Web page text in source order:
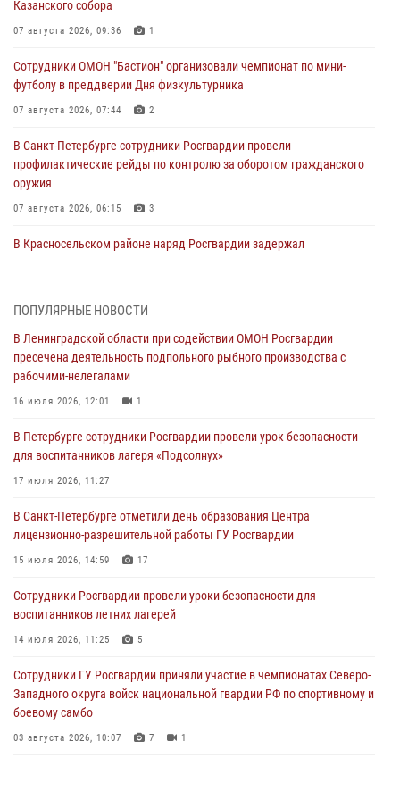
Казанского собора
07 августа 2026, 09:36 1
Сотрудники ОМОН "Бастион" организовали чемпионат по мини-
футболу в преддверии Дня физкультурника
07 августа 2026, 07:44 2
В Санкт-Петербурге сотрудники Росгвардии провели
профилактические рейды по контролю за оборотом гражданского
оружия
07 августа 2026, 06:15 3
В Красносельском районе наряд Росгвардии задержал
06 августа 2026, 13:39 1
В Центральном районе росгвардейцы оперативно задержали
хулигана, стрелявшего из пускового устройства рядом с жилыми
домами
06 августа 2026, 11:36
Сотрудники и военнослужащие Росгвардии обеспечили
правопорядок при проведении матча "Зенит" - "Балтика"
06 августа 2026, 07:30
В Выборгском районе наряд Росгвардии обнаружил
разыскиваемый преступный автотранспорт
05 августа 2026, 12:25 2
Петербургские росгвардейцы обнаружили объявленный в розыск
автомобиль, ранее использовавшийся при совершении кражи в
Ленобласти
ПОПУЛЯРНЫЕ НОВОСТИ
В Ленинградской области при содействии ОМОН Росгвардии
пресечена деятельность подпольного рыбного производства с
рабочими-нелегалами
16 июля 2026, 12:01 1
В Петербурге сотрудники Росгвардии провели урок безопасности
для воспитанников лагеря «Подсолнух»
17 июля 2026, 11:27
В Санкт-Петербурге отметили день образования Центра
лицензионно-разрешительной работы ГУ Росгвардии
15 июля 2026, 14:59 17
Сотрудники Росгвардии провели уроки безопасности для
воспитанников летних лагерей
14 июля 2026, 11:25 5
Сотрудники ГУ Росгвардии приняли участие в чемпионатах Северо-
Западного округа войск национальной гвардии РФ по спортивному и
боевому самбо
03 августа 2026, 10:07 7 1